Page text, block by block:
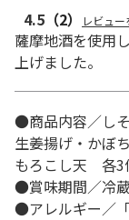
4.5 （2） レビュー
薩摩地酒を使用
上げました。
●商品内容／し
生姜揚げ・かぼ
もろこし天 各3
●賞味期間／冷
●アレルギー／